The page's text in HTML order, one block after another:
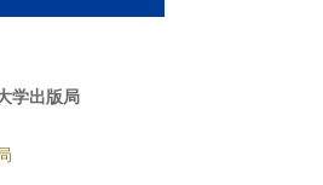
学出版局